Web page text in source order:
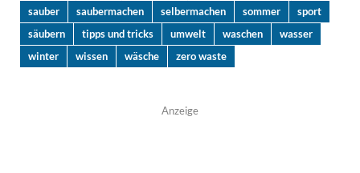
sauber
saubermachen selbermachen sommer
sport
säubern
tipps und tricks umwelt waschen
wasser
winter
wissen wäsche zero waste
Anzeige